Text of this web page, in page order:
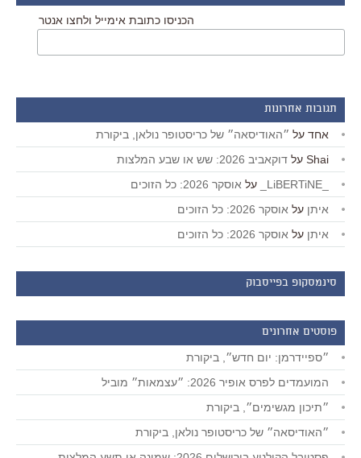
הכניסו כתובת אימייל ולחצו אנטר
תגובות אחרונות
אחד על ״האודיסאה״ של כריסטופר נולאן, ביקורת
Shai על דוקאביב 2026: שש או שבע המלצות
על אוסקר 2026: כל הזוכים
איתן על אוסקר 2026: כל הזוכים
איתן על אוסקר 2026: כל הזוכים
סינמסקופ בפייסבוק
פוסטים אחרונים
״ספיידרמן: יום חדש״, ביקורת
המועמדים לפרס אופיר 2026: ״עצמאות״ מוביל
״תיכון מגשימים״, ביקורת
״האודיסאה״ של כריסטופר נולאן, ביקורת